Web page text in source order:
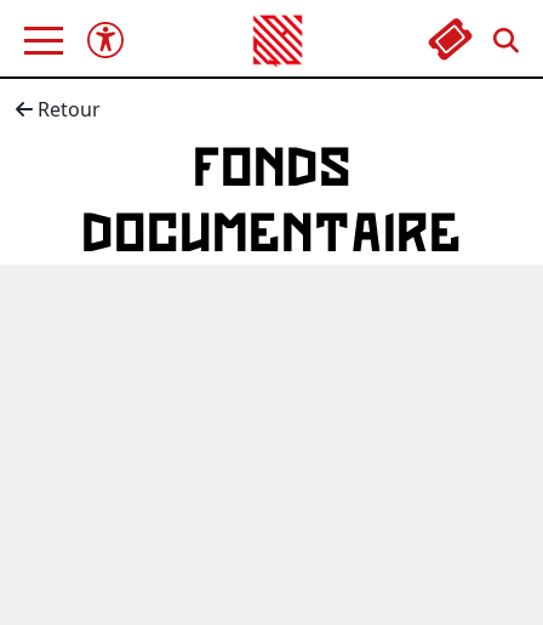
Retour
FONDS
DOCUMENTAIRE